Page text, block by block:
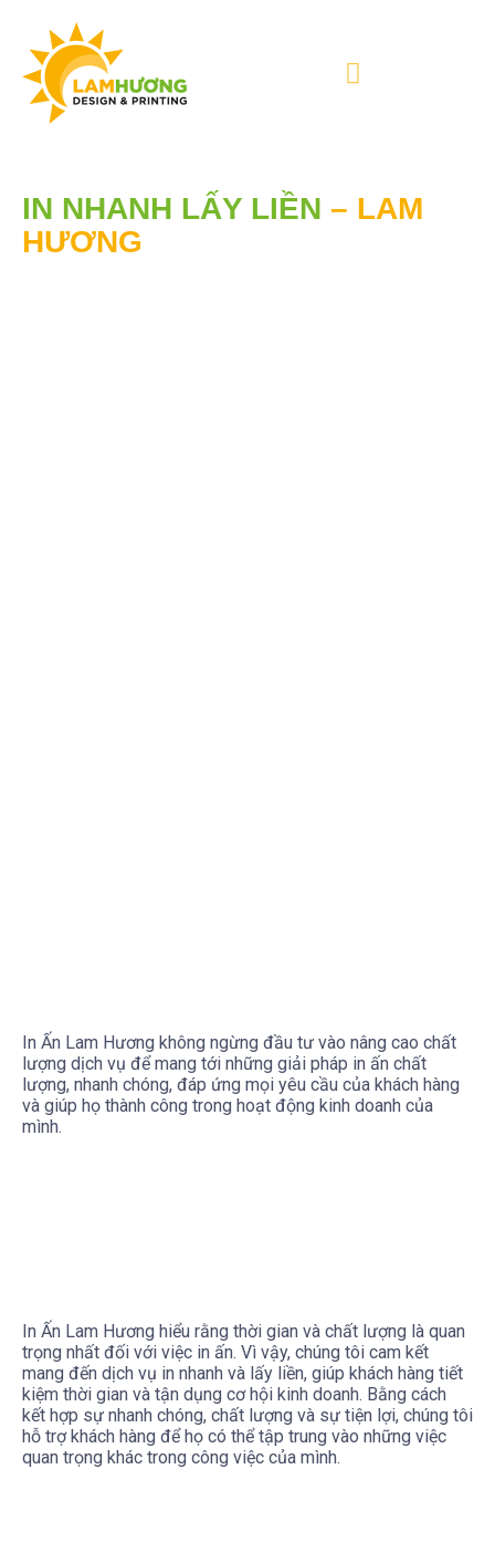
IN NHANH LẤY LIỀN – LAM
HƯƠNG
In Ấn Lam Hương không ngừng đầu tư vào nâng cao chất
lượng dịch vụ để mang tới những giải pháp in ấn chất
lượng, nhanh chóng, đáp ứng mọi yêu cầu của khách hàng
và giúp họ thành công trong hoạt động kinh doanh của
mình.
In Ấn Lam Hương hiểu rằng thời gian và chất lượng là quan
trọng nhất đối với việc in ấn. Vì vậy, chúng tôi cam kết
mang đến dịch vụ in nhanh và lấy liền, giúp khách hàng tiết
kiệm thời gian và tận dụng cơ hội kinh doanh. Bằng cách
kết hợp sự nhanh chóng, chất lượng và sự tiện lợi, chúng tôi
hỗ trợ khách hàng để họ có thể tập trung vào những việc
quan trọng khác trong công việc của mình.